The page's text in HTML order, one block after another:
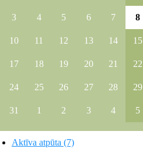
3 4 5 6 7 8
10 11 12 13 14 15
17 18 19 20 21 22
24 25 26 27 28 29
31 1 2 3 4 5
Aktīva atpūta (7)